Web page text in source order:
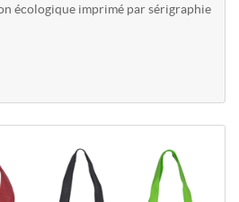
écologique imprimé par sérigraphie